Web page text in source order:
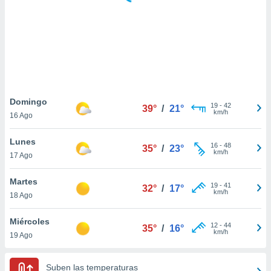
similares
como
sitio
de
traten tus
en
interés
Para
su
Domingo
16 Ago
39° / 21° 19- 42
km/h
Lunes
17 Ago
35° / 23° 16- 48
km/h
Martes
18 Ago
32° / 17° 19- 41
km/h
Miércoles
19 Ago
35° / 16° 12- 44
km/h
Suben las temperaturas